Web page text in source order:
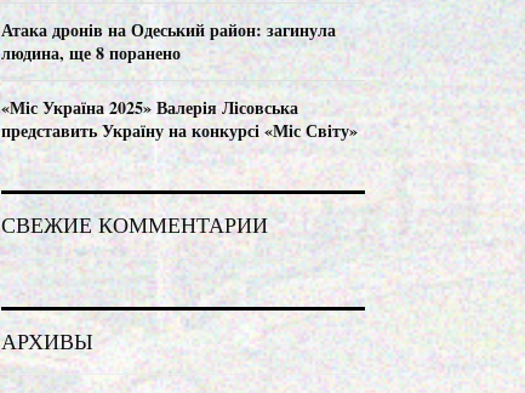
Атака дронів на Одеський район: загинула
людина, ще 8 поранено
«Міс Україна 2025» Валерія Лісовська
представить Україну на конкурсі «Міс Світу»
СВЕЖИЕ КОММЕНТАРИИ
АРХИВЫ